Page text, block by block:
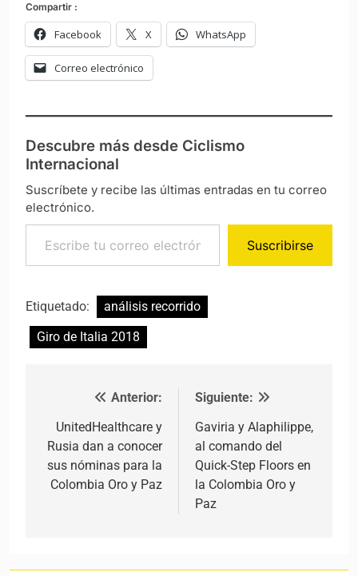
Compartir :
Facebook X WhatsApp
Correo electrónico
Descubre más desde Ciclismo
Internacional
Suscríbete y recibe las últimas entradas en tu correo
electrónico.
Escribe tu correo electrónico…
Suscribirse
Etiquetado:
análisis recorrido
Giro de Italia 2018
Navegación de entradas
Anterior:
UnitedHealthcare y
Rusia dan a conocer
sus nóminas para la
Colombia Oro y Paz
Siguiente:
Gaviria y Alaphilippe,
al comando del
Quick-Step Floors en
la Colombia Oro y
Paz